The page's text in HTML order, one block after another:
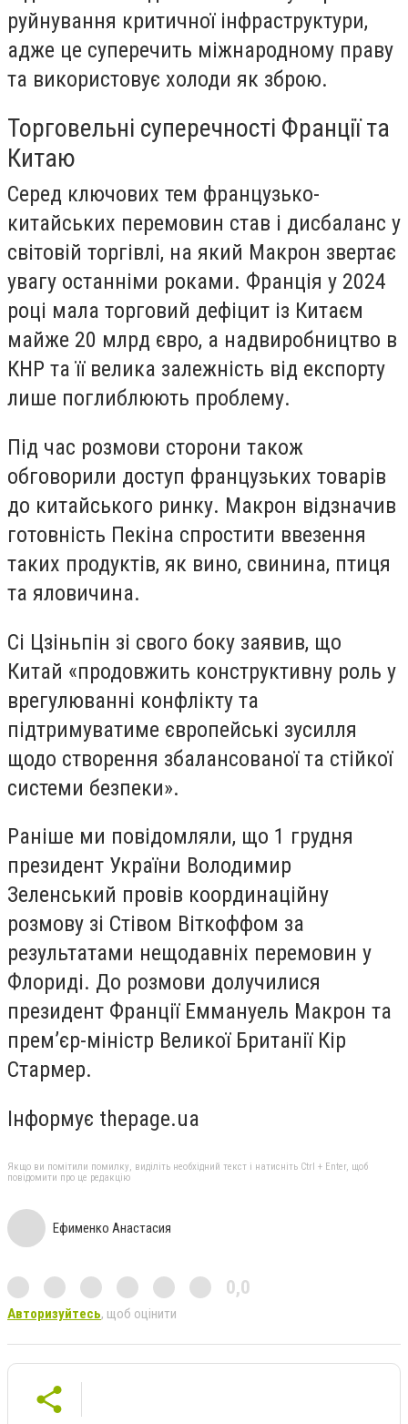
руйнування критичної інфраструктури,
адже це суперечить міжнародному праву
та використовує холоди як зброю.
Торговельні суперечності Франції та
Китаю
Серед ключових тем французько-
китайських перемовин став і дисбаланс у
світовій торгівлі, на який Макрон звертає
увагу останніми роками. Франція у 2024
році мала торговий дефіцит із Китаєм
майже 20 млрд євро, а надвиробництво в
КНР та її велика залежність від експорту
лише поглиблюють проблему.
Під час розмови сторони також
обговорили доступ французьких товарів
до китайського ринку. Макрон відзначив
готовність Пекіна спростити ввезення
таких продуктів, як вино, свинина, птиця
та яловичина.
Сі Цзіньпін зі свого боку заявив, що
Китай «продовжить конструктивну роль у
врегулюванні конфлікту та
підтримуватиме європейські зусилля
щодо створення збалансованої та стійкої
системи безпеки».
Раніше ми повідомляли, що 1 грудня
президент України Володимир
Зеленський провів координаційну
розмову зі Стівом Віткоффом за
результатами нещодавніх перемовин у
Флориді. До розмови долучилися
президент Франції Еммануель Макрон та
прем’єр-міністр Великої Британії Кір
Стармер.
Інформує thepage.ua
Якщо ви помітили помилку, виділіть необхідний текст і натисніть Ctrl + Enter, щоб
повідомити про це редакцію
Ефименко Анастасия
0,0
Авторизуйтесь, щоб оцінити